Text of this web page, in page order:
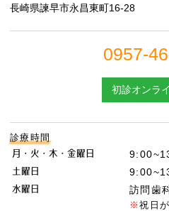
長崎県諫早市永昌東町16-28
0957-
初診オンラ
診療時間
月・火・木・金曜日
土曜日
水曜日 訪問歯
※祝日